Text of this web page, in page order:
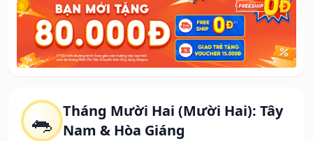
🐀 Tháng Mười Hai (Mười Hai): Tây
Nam & Hòa Giáng